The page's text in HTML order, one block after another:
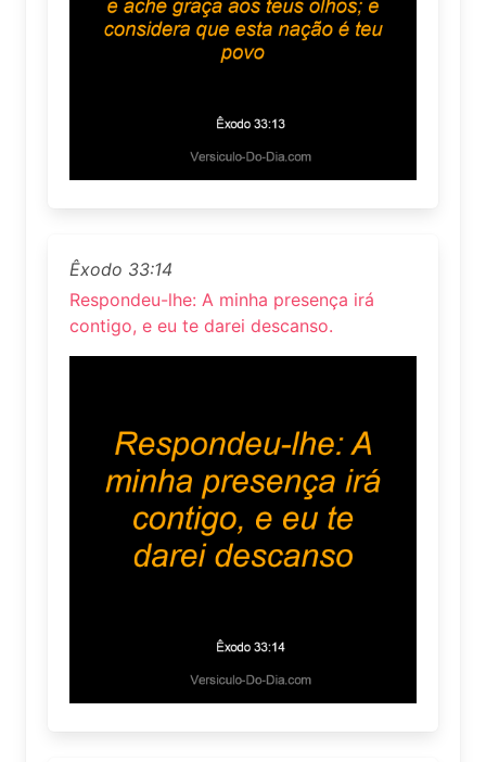
Êxodo 33:14
Respondeu-lhe: A minha presença irá
contigo, e eu te darei descanso.